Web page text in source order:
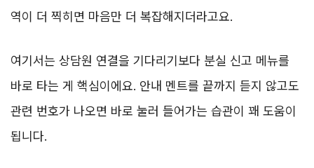
역이 더 찍히면 마음만 더 복잡해지더라고요.
여기서는 상담원 연결을 기다리기보다 분실 신고 메뉴를
바로 타는 게 핵심이에요. 안내 멘트를 끝까지 듣지 않고도
관련 번호가 나오면 바로 눌러 들어가는 습관이 꽤 도움이
됩니다.